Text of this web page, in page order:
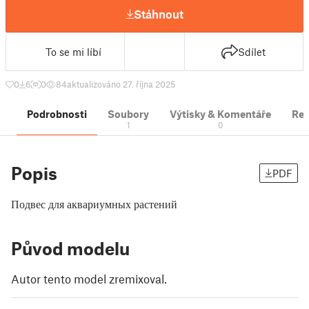
Stáhnout
To se mi líbí Sdílet
0 6 0 84aktualizováno 27. října 2025
Podrobnosti Soubory
1
Výtisky & Komentáře
0
Popis PDF
Подвес для аквариумных растений
Původ modelu
Autor tento model zremixoval.